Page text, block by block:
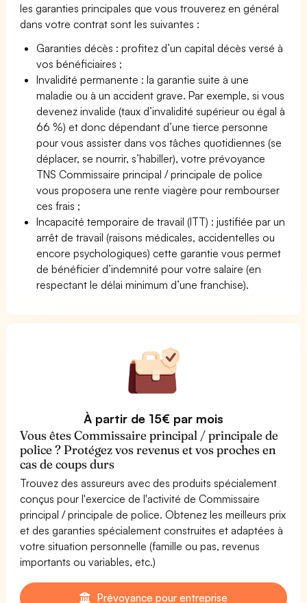
les garanties principales que vous trouverez en général
dans votre contrat sont les suivantes :
Garanties décès : profitez d’un capital décès versé à
vos bénéficiaires ;
Invalidité permanente : la garantie suite à une
maladie ou à un accident grave. Par exemple, si vous
devenez invalide (taux d’invalidité supérieur ou égal à
66 %) et donc dépendant d’une tierce personne
pour vous assister dans vos tâches quotidiennes (se
déplacer, se nourrir, s’habiller), votre prévoyance
TNS Commissaire principal / principale de police
vous proposera une rente viagère pour rembourser
ces frais ;
Incapacité temporaire de travail (ITT) : justifiée par un
arrêt de travail (raisons médicales, accidentelles ou
encore psychologiques) cette garantie vous permet
de bénéficier d’indemnité pour votre salaire (en
respectant le délai minimum d’une franchise).
À partir de 15€ par mois
Vous êtes Commissaire principal / principale de
police ? Protégez vos revenus et vos proches en
cas de coups durs
Trouvez des assureurs avec des produits spécialement
conçus pour l'exercice de l'activité de Commissaire
principal / principale de police. Obtenez les meilleurs prix
et des garanties spécialement construites et adaptées à
votre situation personnelle (famille ou pas, revenus
importants ou variables, etc.)
Prévoyance pour entreprise